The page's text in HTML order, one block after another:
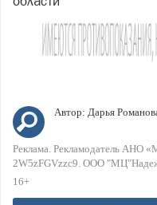
Автор: Дарья
Реклама. Рекламодатель АНО
2W5zFGVzzc9. ООО
16+